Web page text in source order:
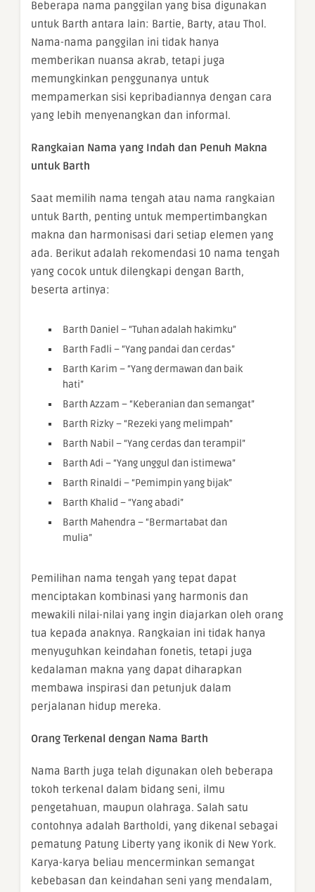
Beberapa nama panggilan yang bisa digunakan
untuk Barth antara lain: Bartie, Barty, atau Thol.
Nama-nama panggilan ini tidak hanya
memberikan nuansa akrab, tetapi juga
memungkinkan penggunanya untuk
mempamerkan sisi kepribadiannya dengan cara
yang lebih menyenangkan dan informal.
Rangkaian Nama yang Indah dan Penuh Makna
untuk Barth
Saat memilih nama tengah atau nama rangkaian
untuk Barth, penting untuk mempertimbangkan
makna dan harmonisasi dari setiap elemen yang
ada. Berikut adalah rekomendasi 10 nama tengah
yang cocok untuk dilengkapi dengan Barth,
beserta artinya:
Barth Daniel – “Tuhan adalah hakimku”
Barth Fadli – “Yang pandai dan cerdas”
Barth Karim – “Yang dermawan dan baik
hati”
Barth Azzam – “Keberanian dan semangat”
Barth Rizky – “Rezeki yang melimpah”
Barth Nabil – “Yang cerdas dan terampil”
Barth Adi – “Yang unggul dan istimewa”
Barth Rinaldi – “Pemimpin yang bijak”
Barth Khalid – “Yang abadi”
Barth Mahendra – “Bermartabat dan
mulia”
Pemilihan nama tengah yang tepat dapat
menciptakan kombinasi yang harmonis dan
mewakili nilai-nilai yang ingin diajarkan oleh orang
tua kepada anaknya. Rangkaian ini tidak hanya
menyuguhkan keindahan fonetis, tetapi juga
kedalaman makna yang dapat diharapkan
membawa inspirasi dan petunjuk dalam
perjalanan hidup mereka.
Orang Terkenal dengan Nama Barth
Nama Barth juga telah digunakan oleh beberapa
tokoh terkenal dalam bidang seni, ilmu
pengetahuan, maupun olahraga. Salah satu
contohnya adalah Bartholdi, yang dikenal sebagai
pematung Patung Liberty yang ikonik di New York.
Karya-karya beliau mencerminkan semangat
kebebasan dan keindahan seni yang mendalam,